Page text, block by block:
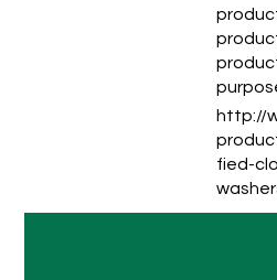
http://
fied-